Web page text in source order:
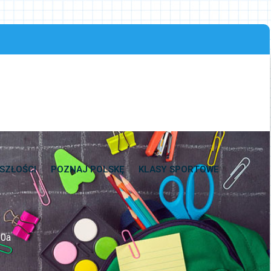
POZNAJ POLSKĘ KLASY SPORTOWE